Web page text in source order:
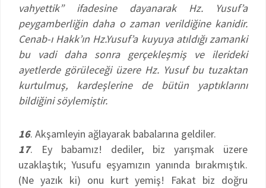
vahyettik” ifadesine dayanarak Hz. Yusuf’a
peygamberliğin daha o zaman verildiğine kanidir.
Cenab-ı Hakk’ın Hz.Yusuf’a kuyuya atıldığı zamanki
bu vadi daha sonra gerçekleşmiş ve ilerideki
ayetlerde görüleceği üzere Hz. Yusuf bu tuzaktan
kurtulmuş, kardeşlerine de bütün yaptıklarını
bildiğini söylemiştir.
16. Akşamleyin ağlayarak babalarına geldiler.
17. Ey babamız! dediler, biz yarışmak üzere
uzaklaştık; Yusufu eşyamızın yanında bırakmıştık.
(Ne yazık ki) onu kurt yemiş! Fakat biz doğru